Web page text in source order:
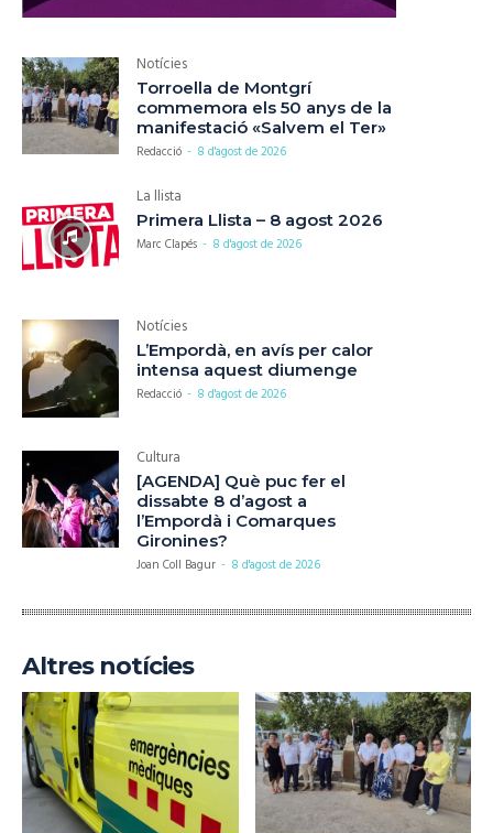
Notícies
Torroella de Montgrí
commemora els 50 anys de la
manifestació «Salvem el Ter»
Redacció - 8 d'agost de 2026
La llista
Primera Llista – 8 agost 2026
Marc Clapés - 8 d'agost de 2026
Notícies
L’Empordà, en avís per calor
intensa aquest diumenge
Redacció - 8 d'agost de 2026
Cultura
[AGENDA] Què puc fer el
dissabte 8 d’agost a
l’Empordà i Comarques
Gironines?
Joan Coll Bagur - 8 d'agost de 2026
Altres notícies